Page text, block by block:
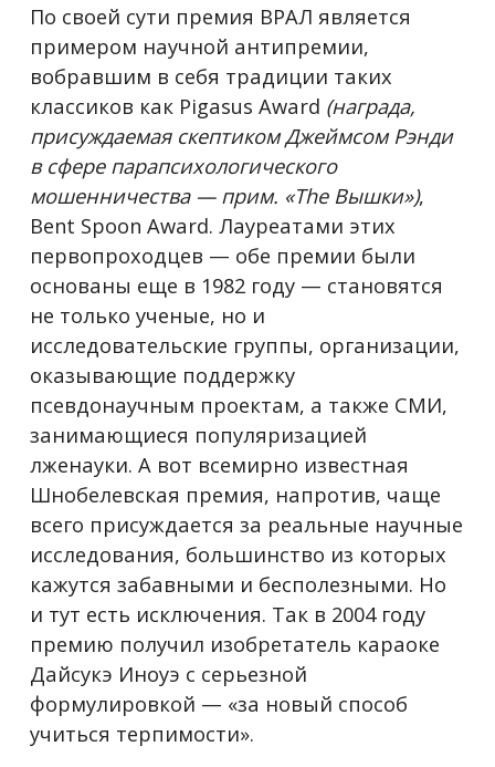
По своей сути премия ВРАЛ является
примером научной антипремии,
вобравшим в себя традиции таких
классиков как Pigasus Award (награда,
присуждаемая скептиком Джеймсом Рэнди
в сфере парапсихологического
мошенничества — прим. «The Вышки»),
Bent Spoon Award. Лауреатами этих
первопроходцев — обе премии были
основаны еще в 1982 году — становятся
не только ученые, но и
исследовательские группы, организации,
оказывающие поддержку
псевдонаучным проектам, а также СМИ,
занимающиеся популяризацией
лженауки. А вот всемирно известная
Шнобелевская премия, напротив, чаще
всего присуждается за реальные научные
исследования, большинство из которых
кажутся забавными и бесполезными. Но
и тут есть исключения. Так в 2004 году
премию получил изобретатель караоке
Дайсукэ Иноуэ с серьезной
формулировкой — «за новый способ
учиться терпимости».